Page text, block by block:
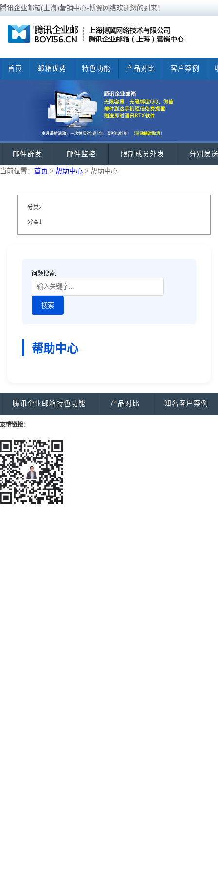
腾讯企业邮箱(上海)营销中心-博翼网络欢迎您的到来！
首页 邮箱优势 特色功能 产品对比 客户案例
邮件群发 邮件监控 限制成员外发 分别发送
当前位置： 首页 > 帮助中心 > 帮助中心
分类2
分类1
问题搜索:
帮助中心
腾讯企业邮箱特色功能 产品对比 知名客户案例
友情链接：